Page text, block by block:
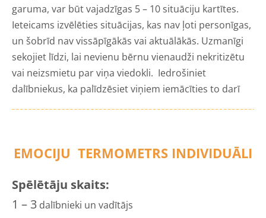
garuma, var būt vajadzīgas 5 – 10 situāciju kartītes.
Ieteicams izvēlēties situācijas, kas nav ļoti personīgas,
un šobrīd nav vissāpīgākās vai aktuālākās. Uzmanīgi
sekojiet līdzi, lai nevienu bērnu vienaudži nekritizētu
vai neizsmietu par viņa viedokli. Iedrošiniet
dalībniekus, ka palīdzēsiet viņiem iemācīties to darī
EMOCIJU TERMOMETRS INDIVIDUĀLI
Spēlētāju skaits:
1 – 3 dalībnieki un vadītājs